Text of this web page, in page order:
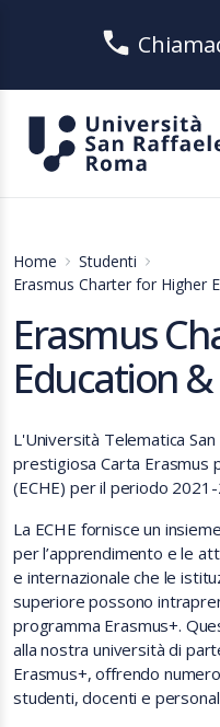
Home
Studenti
Erasmus Charter for Higher
Erasmus
Education
L'Università Telematica
prestigiosa Carta Erasmus
(ECHE) per il periodo
La ECHE fornisce un
per l’apprendimento e le
e internazionale che le
superiore possono
programma Erasmus+.
alla nostra università di
Erasmus+, offrendo
studenti, docenti e